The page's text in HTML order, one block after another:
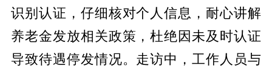
识别认证，仔细核对个人信息，耐心讲解
养老金发放相关政策，杜绝因未及时认证
导致待遇停发情况。走访中，工作人员与